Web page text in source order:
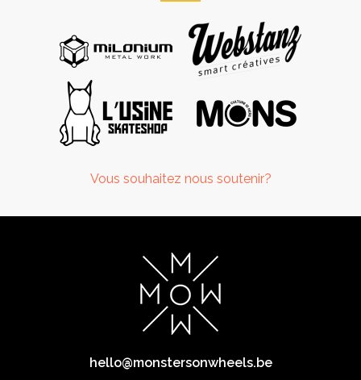
Vous souhaitez nous soutenir?
hello@monstersonwheels.be